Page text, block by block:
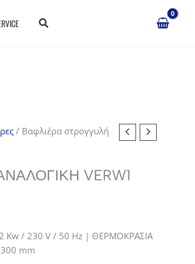
/ Βαφλιέρα στρογγυλή
VERW1
Kw / 230 V / 50 Hz | ΘΕΡΜΟΚΡΑΣΙΑ
mm